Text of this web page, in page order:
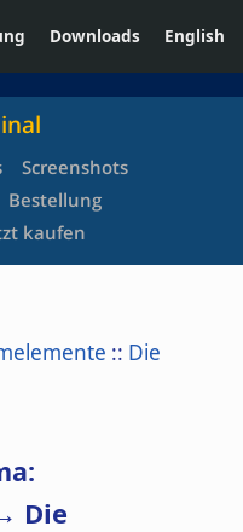
Downloads English
Screenshots
Bestellung
kaufen
:: Die
Die